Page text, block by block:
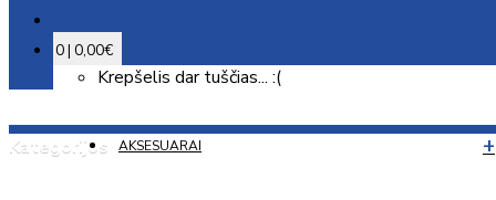
0 | 0,00€
Krepšelis dar tuščias... :(
Kategorijos AKSESUARAI